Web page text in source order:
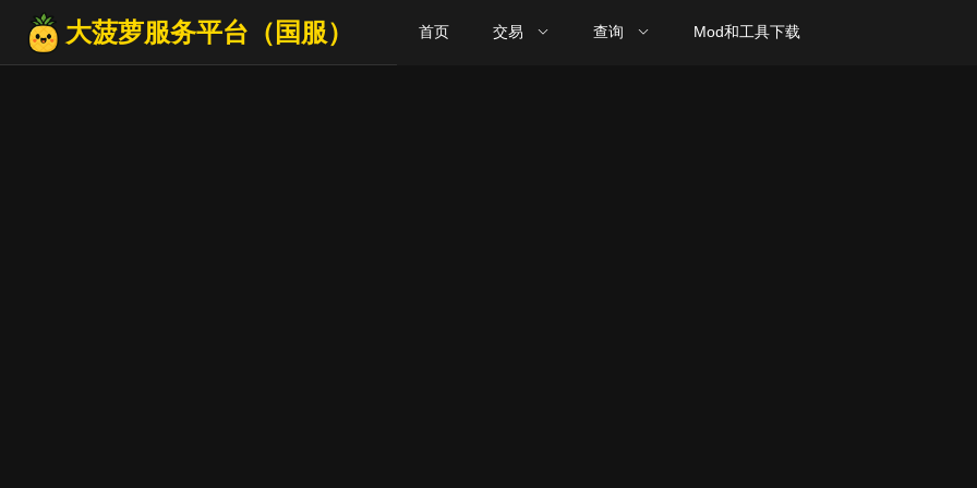
大菠萝服务平台（国服） 首页 交易 查询 Mod和工具下载